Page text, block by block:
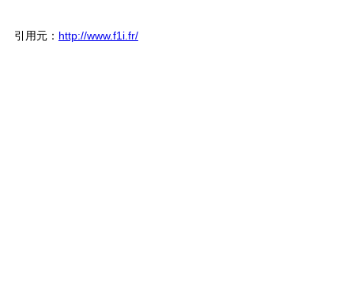
引用元： http://www.f1i.fr/